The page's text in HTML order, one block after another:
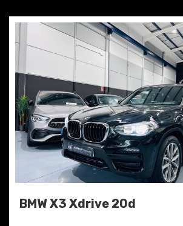
BMW X3 Xdrive 20d